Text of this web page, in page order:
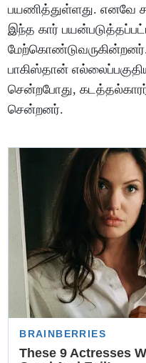
பயணித்துள்ளது. எனவே
இந்த கார்
பாகிஸ்தான்
சென்றபோது,
சென்றனர்.